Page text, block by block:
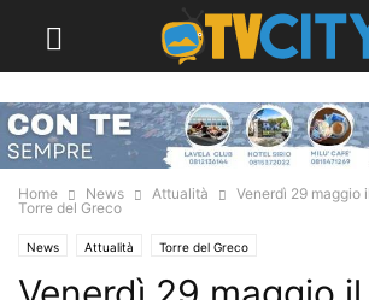
Home News Attualità
Venerdì 29 maggio
Torre del Greco
News Attualità Torre del Greco